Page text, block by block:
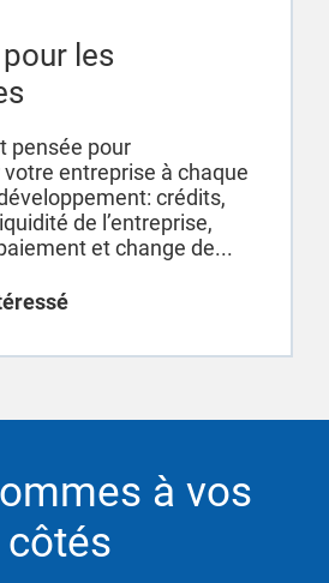
les
pensée pour
entreprise à chaque
crédits,
de l’entreprise,
et change de...
à vos
côtés